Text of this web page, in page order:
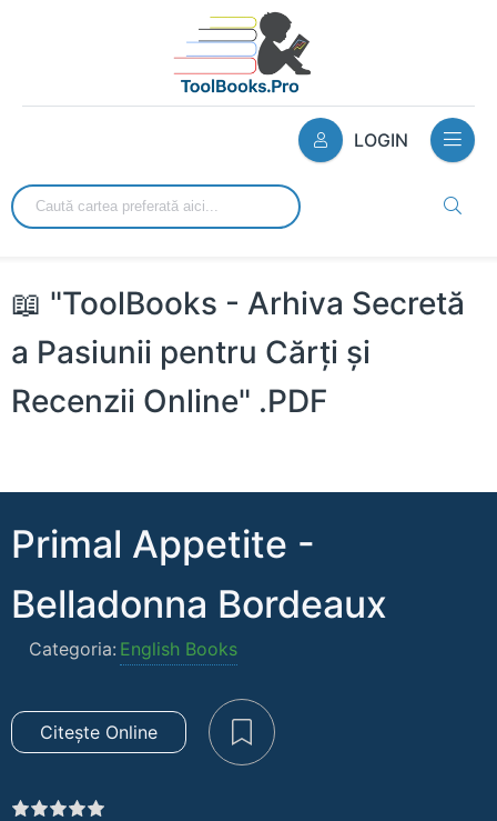
LOGIN
📖 "ToolBooks - Arhiva Secretă
a Pasiunii pentru Cărți și
Recenzii Online" .PDF
Primal Appetite -
Belladonna Bordeaux
Categoria: English Books
Citește Online